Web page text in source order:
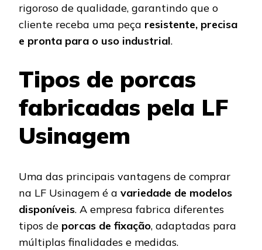
rigoroso de qualidade, garantindo que o
cliente receba uma peça resistente, precisa
e pronta para o uso industrial.
Tipos de porcas
fabricadas pela LF
Usinagem
Uma das principais vantagens de comprar
na LF Usinagem é a variedade de modelos
disponíveis. A empresa fabrica diferentes
tipos de porcas de fixação, adaptadas para
múltiplas finalidades e medidas.